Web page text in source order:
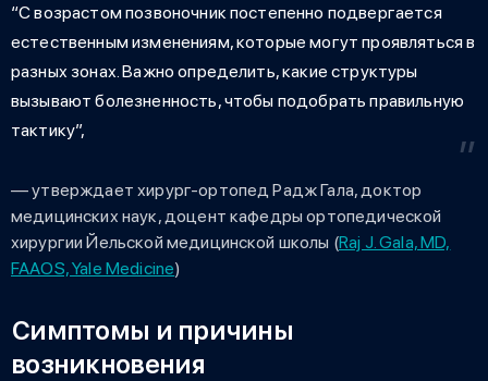
“С возрастом позвоночник постепенно подвергается
естественным изменениям, которые могут проявляться в
разных зонах. Важно определить, какие структуры
вызывают болезненность, чтобы подобрать правильную
тактику”,
— утверждает хирург-ортопед Радж Гала, доктор
медицинских наук, доцент кафедры ортопедической
хирургии Йельской медицинской школы (Raj J. Gala, MD,
FAAOS, Yale Medicine)
Симптомы и причины
возникновения